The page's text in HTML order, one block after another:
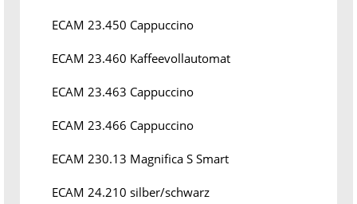
ECAM 23.450 Cappuccino
ECAM 23.460 Kaffeevollautomat
ECAM 23.463 Cappuccino
ECAM 23.466 Cappuccino
ECAM 230.13 Magnifica S Smart
ECAM 24.210 silber/schwarz